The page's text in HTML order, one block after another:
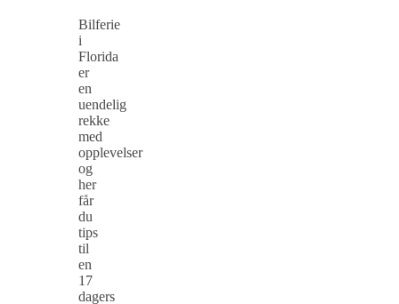
Bilferie
i
Florida
er
en
uendelig
rekke
med
opplevelser
og
her
får
du
tips
til
en
17
dagers